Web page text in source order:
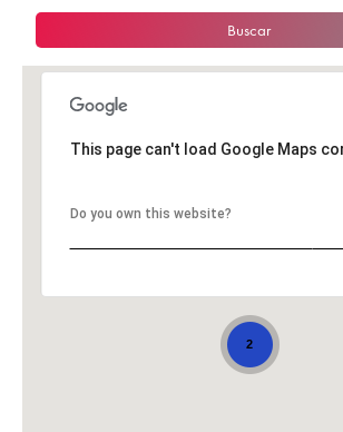
Buscar
2
This page can't load Google Maps
Do you own this website?